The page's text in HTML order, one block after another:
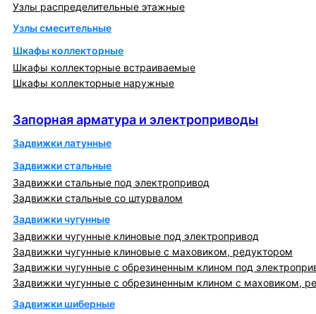
Узлы распределительные этажные
Узлы смесительные
Шкафы коллекторные
Шкафы коллекторные встраиваемые
Шкафы коллекторные наружные
Запорная арматура и электроприводы
Задвижки латунные
Задвижки стальные
Задвижки стальные под электропривод
Задвижки стальные со штурвалом
Задвижки чугунные
Задвижки чугунные клиновые под электропривод
Задвижки чугунные клиновые с маховиком, редуктором
Задвижки чугунные с обрезиненным клином под
Задвижки чугунные с обрезиненным клином с маховиком,
Задвижки шиберные